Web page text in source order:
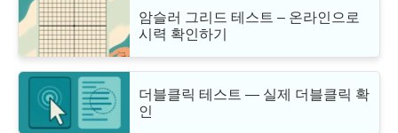
암슬러 그리드 테스트 – 온라인으로
시력 확인하기
더블클릭 테스트 — 실제 더블클릭 확
인